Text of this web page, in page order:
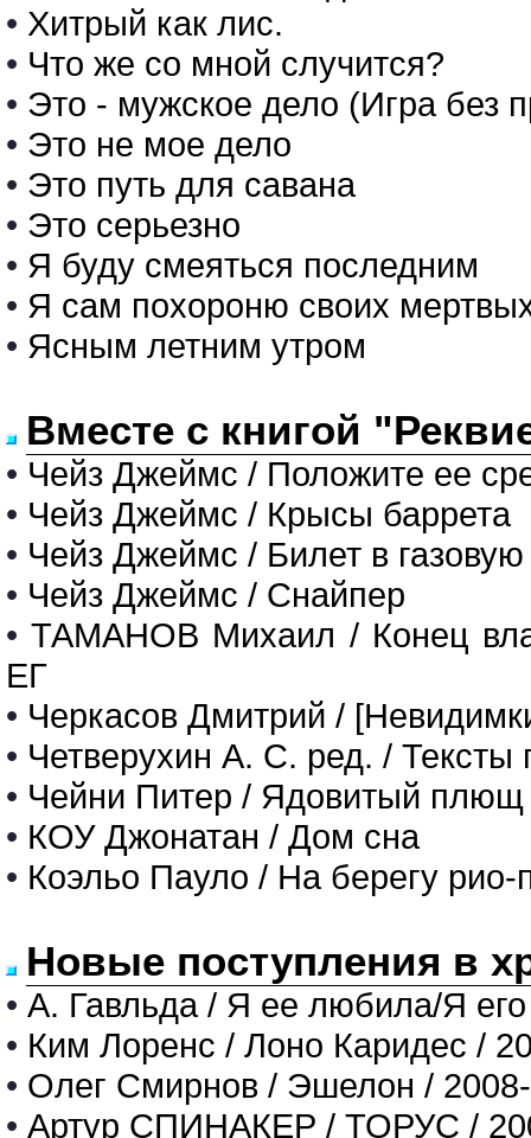
• Хитрый как лис.
• Что же со мной случится?
• Это - мужское дело (Игра без
• Это не мое дело
• Это путь для савана
• Это серьезно
• Я буду смеяться последним
• Я сам похороню своих
• Ясным летним утром
Вместе с книгой
• Чейз Джеймс / Положите ее
• Чейз Джеймс / Крысы баррета
• Чейз Джеймс / Билет в
• Чейз Джеймс / Снайпер
•ТАМАНОВ Михаил / Конец
ЕГ
• Черкасов Дмитрий /
• Четверухин А. С. ред. / Тексты
• Чейни Питер / Ядовитый
• КОУ Джонатан / Дом сна
• Коэльо Пауло / На берегу рио-
Новые поступления в
• А. Гавльда / Я ее любила/Я
• Ким Лоренс / Лоно Каридес /
• Олег Смирнов / Эшелон /
• Артур СПИНАКЕР / ТОРУС /